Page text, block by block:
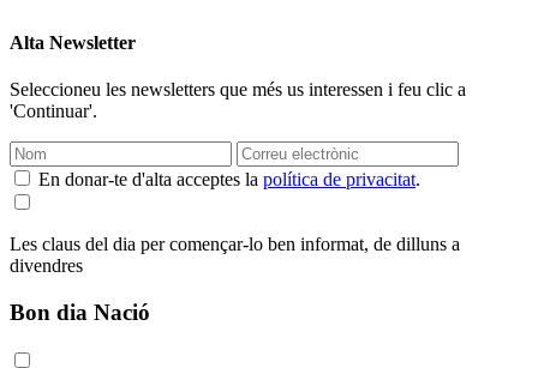
Alta Newsletter
Seleccioneu les newsletters que més us interessen i feu clic a
'Continuar'.
En donar-te d'alta acceptes la política de privacitat.
Les claus del dia per començar-lo ben informat, de dilluns a
divendres
Bon dia Nació